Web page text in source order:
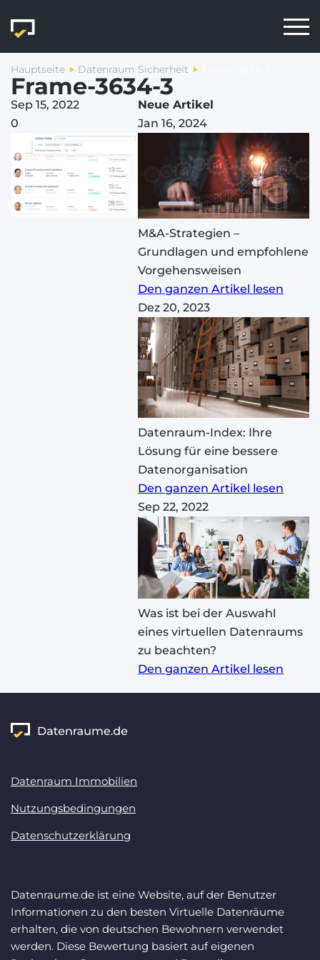
Hauptseite Datenraum Sicherheit
Frame-3634-3
Sep 15, 2022
0
Neue Artikel
Jan 16, 2024
M&A-Strategien –
Grundlagen und empfohlene
Vorgehensweisen
Den ganzen Artikel lesen
Dez 20, 2023
Datenraum-Index: Ihre
Lösung für eine bessere
Datenorganisation
Den ganzen Artikel lesen
Sep 22, 2022
Was ist bei der Auswahl
eines virtuellen Datenraums
zu beachten?
Den ganzen Artikel lesen
Datenraume.de ist eine Website, auf der Benutzer
Informationen zu den besten Virtuelle Datenräume
erhalten, die von deutschen Bewohnern verwendet
werden. Diese Bewertung basiert auf eigenen
Datenraum Immobilien
Nutzungsbedingungen
Datenschutzerklärung